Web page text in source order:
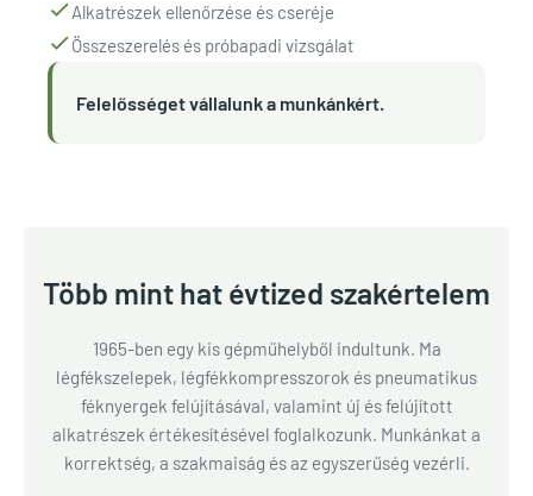
Alkatrészek ellenőrzése és cseréje
Összeszerelés és próbapadi vizsgálat
Felelősséget vállalunk a munkánkért.
Több mint hat évtized szakértelem
1965-ben egy kis gépműhelyből indultunk. Ma
légfékszelepek, légfékkompresszorok és pneumatikus
féknyergek felújításával, valamint új és felújított
alkatrészek értékesítésével foglalkozunk. Munkánkat a
korrektség, a szakmaiság és az egyszerűség vezérli.